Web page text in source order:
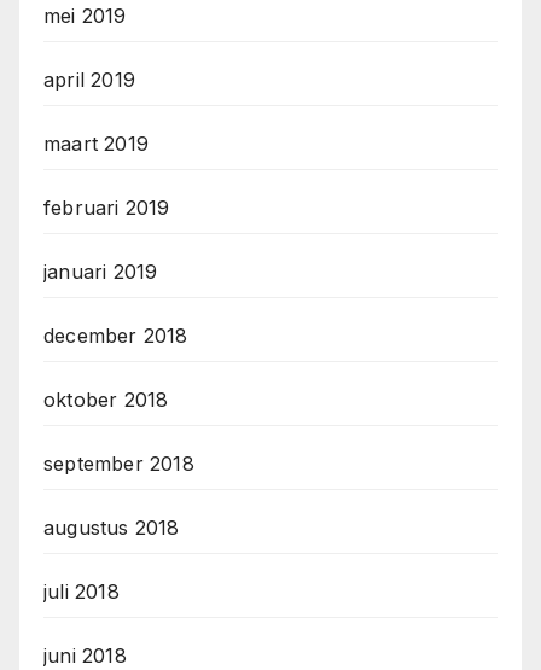
mei 2019
april 2019
maart 2019
februari 2019
januari 2019
december 2018
oktober 2018
september 2018
augustus 2018
juli 2018
juni 2018